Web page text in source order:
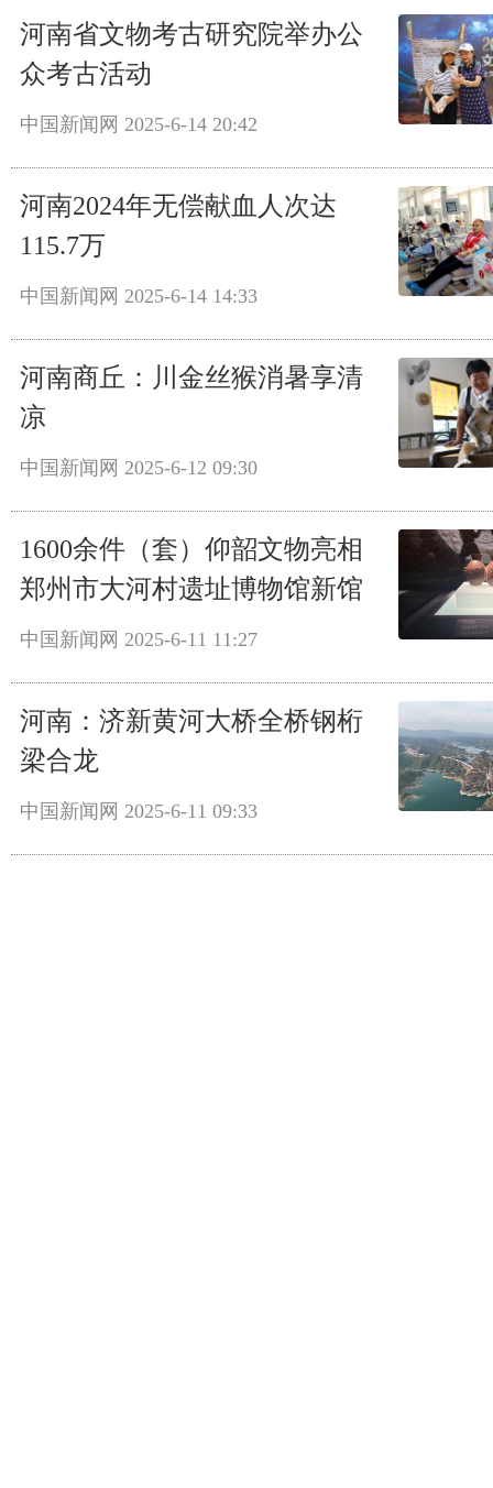
河南省文物考古研究院举办公
众考古活动
中国新闻网 2025-6-14 20:42
河南2024年无偿献血人次达
115.7万
中国新闻网 2025-6-14 14:33
河南商丘：川金丝猴消暑享清
凉
中国新闻网 2025-6-12 09:30
1600余件（套）仰韶文物亮相
郑州市大河村遗址博物馆新馆
中国新闻网 2025-6-11 11:27
河南：济新黄河大桥全桥钢桁
梁合龙
中国新闻网 2025-6-11 09:33